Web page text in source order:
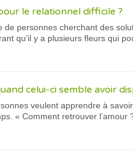
le relationnel difficile ?
de personnes cherchant des
qu’il y a plusieurs fleurs qui
celui-ci semble avoir
veulent apprendre à
« Comment retrouver l’amour